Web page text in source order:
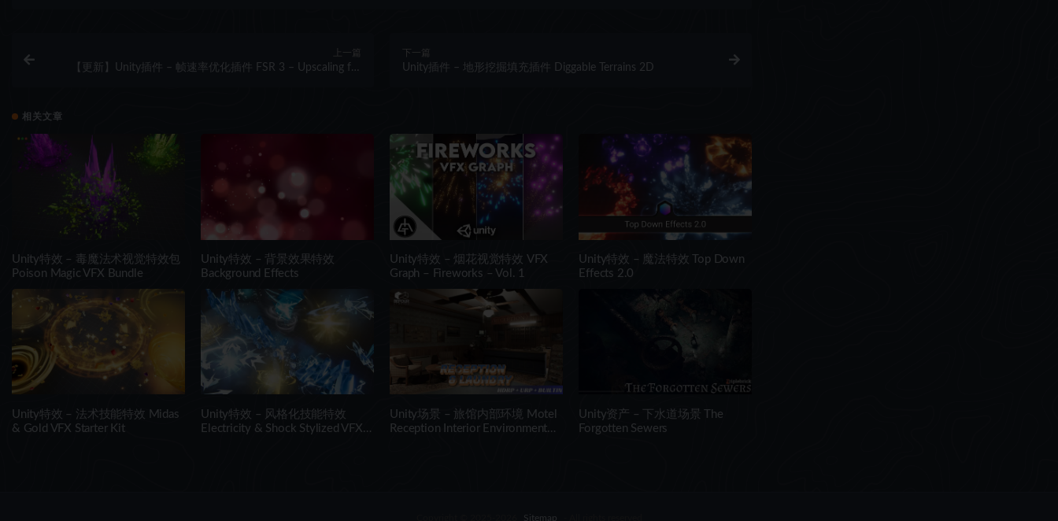
上一篇
【更新】Unity插件 – 帧速率优化插件 FSR 3 – Upscaling for
下一篇
Unity插件 – 地形挖掘填充插件 Diggable Terrains 2D
相关文章
Unity特效 – 毒魔法术视觉特效包
Poison Magic VFX Bundle
Unity特效 – 背景效果特效
Background Effects
Unity特效 – 烟花视觉特效 VFX
Graph – Fireworks – Vol. 1
Unity特效 – 魔法特效 Top Down
Effects 2.0
Unity特效 – 法术技能特效 Midas
& Gold VFX Starter Kit
Unity特效 – 风格化技能特效
Electricity & Shock Stylized VFX
Unity场景 – 旅馆内部环境 Motel
Reception Interior Environment
Unity资产 – 下水道场景 The
Forgotten Sewers
Sitemap